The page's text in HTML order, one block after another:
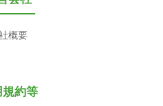
概要
規約等